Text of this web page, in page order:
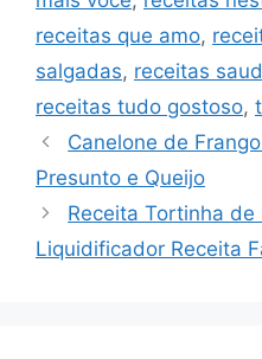
receitas que amo,
salgadas, receitas
receitas tudo gostoso,
Canelone de
Presunto e Queijo
Receita Tortinha de
Liquidificador Receita